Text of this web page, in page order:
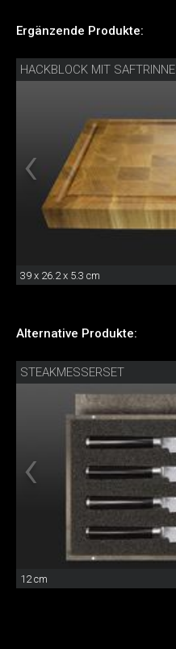
Ergänzende Produkte:
HACKBLOCK MIT SAFTRINNE
39 x 26.2 x 5.3 cm
Alternative Produkte:
STEAKMESSERSET
12 cm